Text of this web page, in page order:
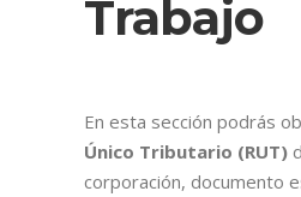
Trabajo
En esta sección podrás
Único Tributario (RUT)
corporación, documento